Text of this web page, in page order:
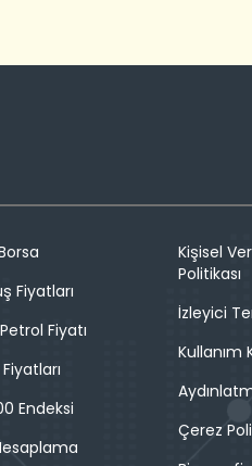
Fiyatları
Fiyatı
Endeksi
Kişisel
Politikası
İzleyici
Kullanım
Çerez